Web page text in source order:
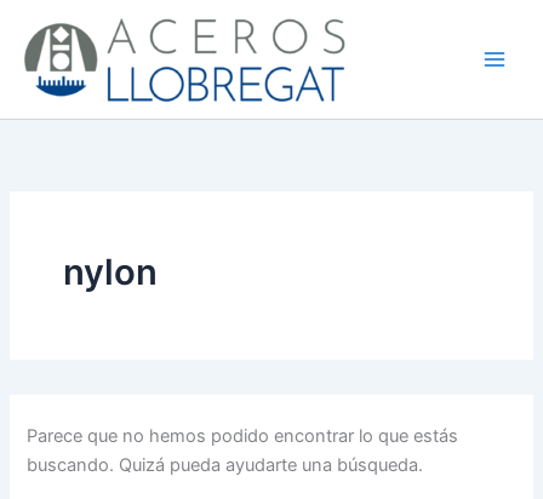
contenido
nylon
Parece que no hemos podido encontrar lo que estás
buscando. Quizá pueda ayudarte una búsqueda.
por: